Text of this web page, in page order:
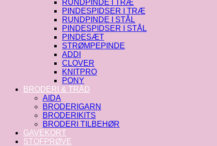
RUNDPINDE I TRÆ
PINDESPIDSER I TRÆ
RUNDPINDE I STÅL
PINDESPIDSER I STÅL
PINDESÆT
STRØMPEPINDE
ADDI
CLOVER
KNITPRO
PONY
BRODERI & TRÅD
AIDA
BRODERIGARN
BRODERIKITS
BRODERI TILBEHØR
GAVEKORT
STOFPRØVE